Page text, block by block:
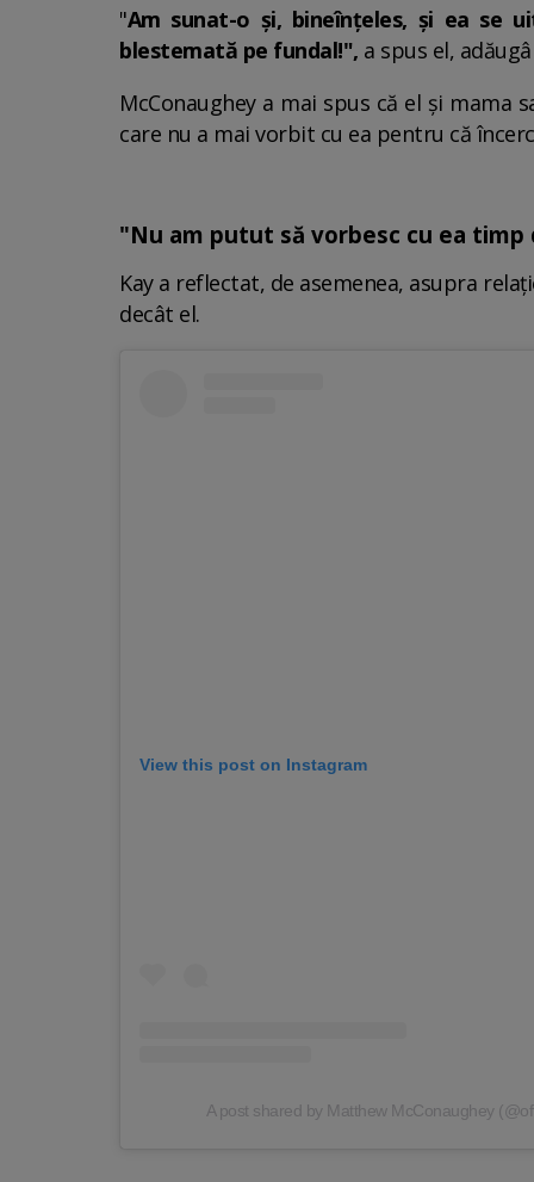
"Am sunat-o și, bineînțeles, și ea se
blestemată pe fundal!", a spus el,
McConaughey a mai spus că el și mama
care nu a mai vorbit cu ea pentru că
"Nu am putut să vorbesc cu ea
Kay a reflectat, de asemenea, asupra
decât el.
View this post on Instagram
A post shared by Matthew McConaughey